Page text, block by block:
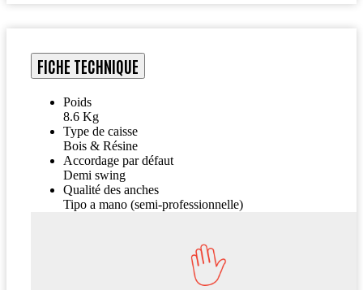
FICHE TECHNIQUE
Poids
8.6 Kg
Type de caisse
Bois & Résine
Accordage par défaut
Demi swing
Qualité des anches
Tipo a mano (semi-professionnelle)